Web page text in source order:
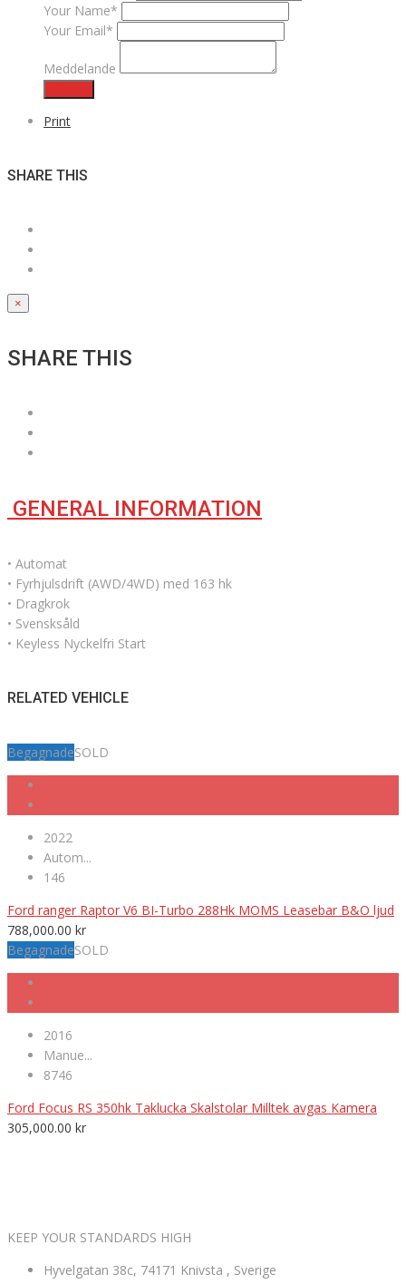
Your Name*
Your Email*
Meddelande
Print
SHARE THIS
×
SHARE THIS
GENERAL INFORMATION
• Automat
• Fyrhjulsdrift (AWD/4WD) med 163 hk
• Dragkrok
• Svensksåld
• Keyless Nyckelfri Start
RELATED VEHICLE
BegagnadeSOLD
2022
Autom...
146
Ford ranger Raptor V6 BI-Turbo 288Hk MOMS Leasebar B&O ljud
788,000.00 kr
BegagnadeSOLD
2016
Manue...
8746
Ford Focus RS 350hk Taklucka Skalstolar Milltek avgas Kamera
305,000.00 kr
KEEP YOUR STANDARDS HIGH
Hyvelgatan 38c, 74171 Knivsta , Sverige